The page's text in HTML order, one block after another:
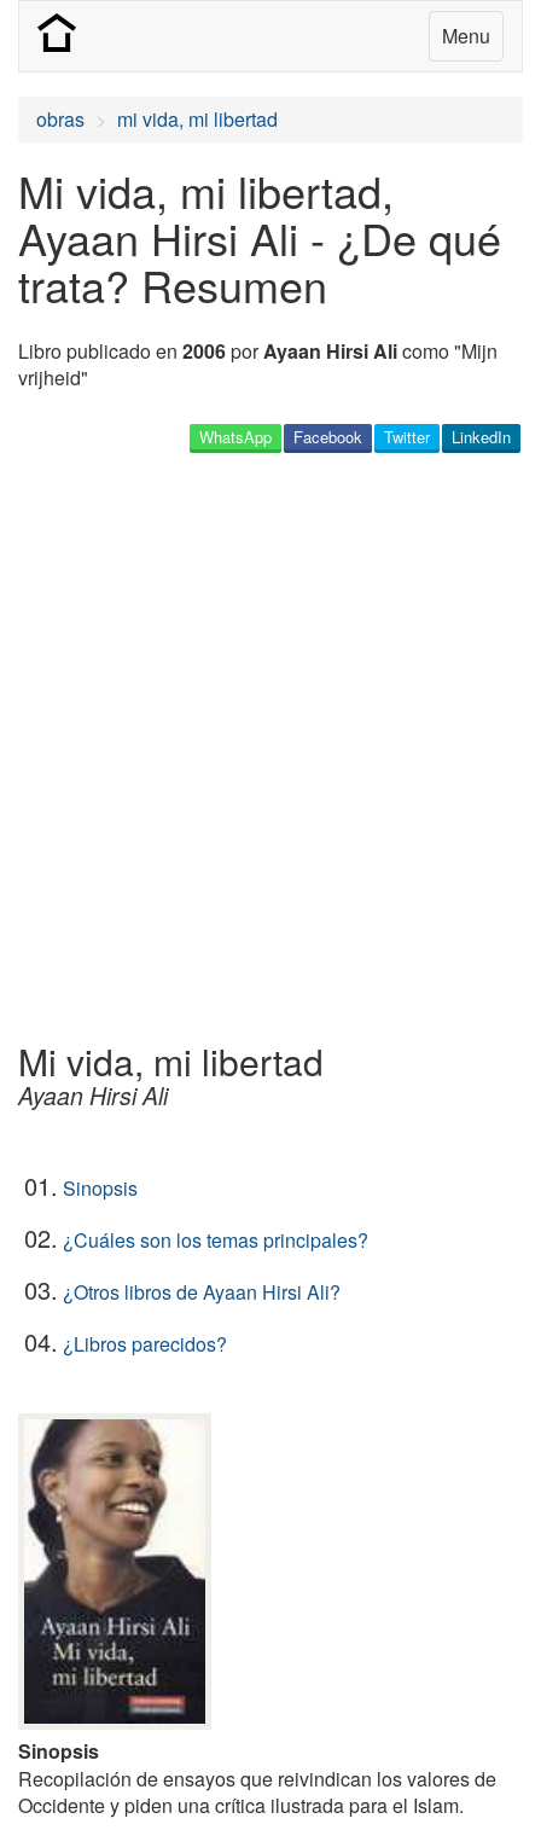
Menu
obras mi vida, mi libertad
Mi vida, mi libertad,
Ayaan Hirsi Ali - ¿De qué
trata? Resumen
Libro publicado en 2006porAyaan Hirsi Alicomo "Mijn
vrijheid"
LinkedIn
Twitter
Facebook
WhatsApp
Mi vida, mi libertad
Ayaan Hirsi Ali
01. Sinopsis
02. ¿Cuáles son los temas principales?
03. ¿Otros libros de Ayaan Hirsi Ali?
04. ¿Libros parecidos?
Sinopsis
Recopilación de ensayos que reivindican los valores de
Occidente y piden una crítica ilustrada para el Islam.